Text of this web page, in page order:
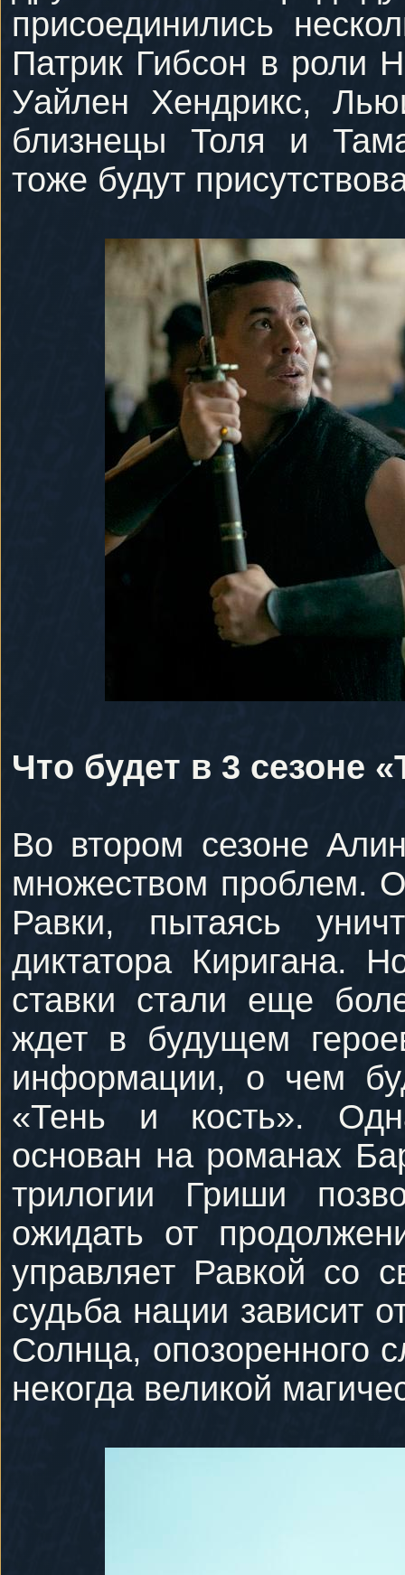
присоединились
Патрик Гибсон в роли
Уайлен Хендрикс,
близнецы Толя и
тоже будут
Что будет в 3 сезоне
Во втором сезоне
множеством проблем.
Равки, пытаясь
диктатора Киригана.
ставки стали еще
ждет в будущем
информации, о чем
«Тень и кость».
основан на романах
трилогии Гриши
ожидать от
управляет Равкой со
судьба нации зависит
Солнца, опозоренного
некогда великой